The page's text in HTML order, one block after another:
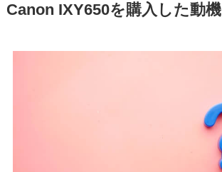
Canon IXY650を購入した動機